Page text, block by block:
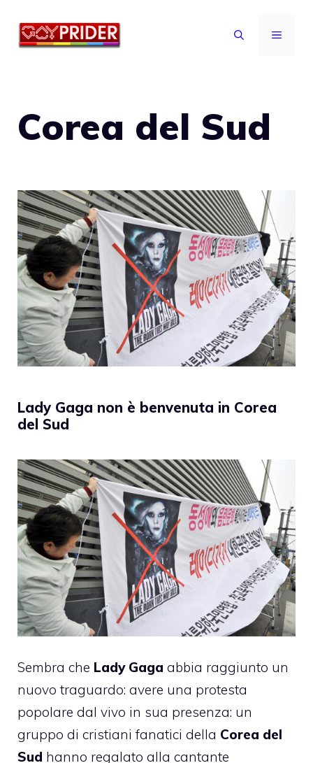
MENU
Corea del Sud
Lady Gaga non è benvenuta in Corea
del Sud
Sembra che Lady Gaga abbia raggiunto un
nuovo traguardo: avere una protesta
popolare dal vivo in sua presenza: un
gruppo di cristiani fanatici della Corea del
Sud hanno regalato alla cantante